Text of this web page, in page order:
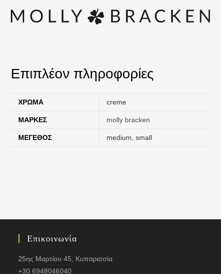
Επιπλέον πληροφορίες
ΧΡΏΜΑ creme
ΜΆΡΚΕΣ molly bracken
ΜΈΓΕΘΟΣ medium ,small
Επικοινωνία
25ης Μαρτίου 45, Κυπαρισσία
+30 6948046040